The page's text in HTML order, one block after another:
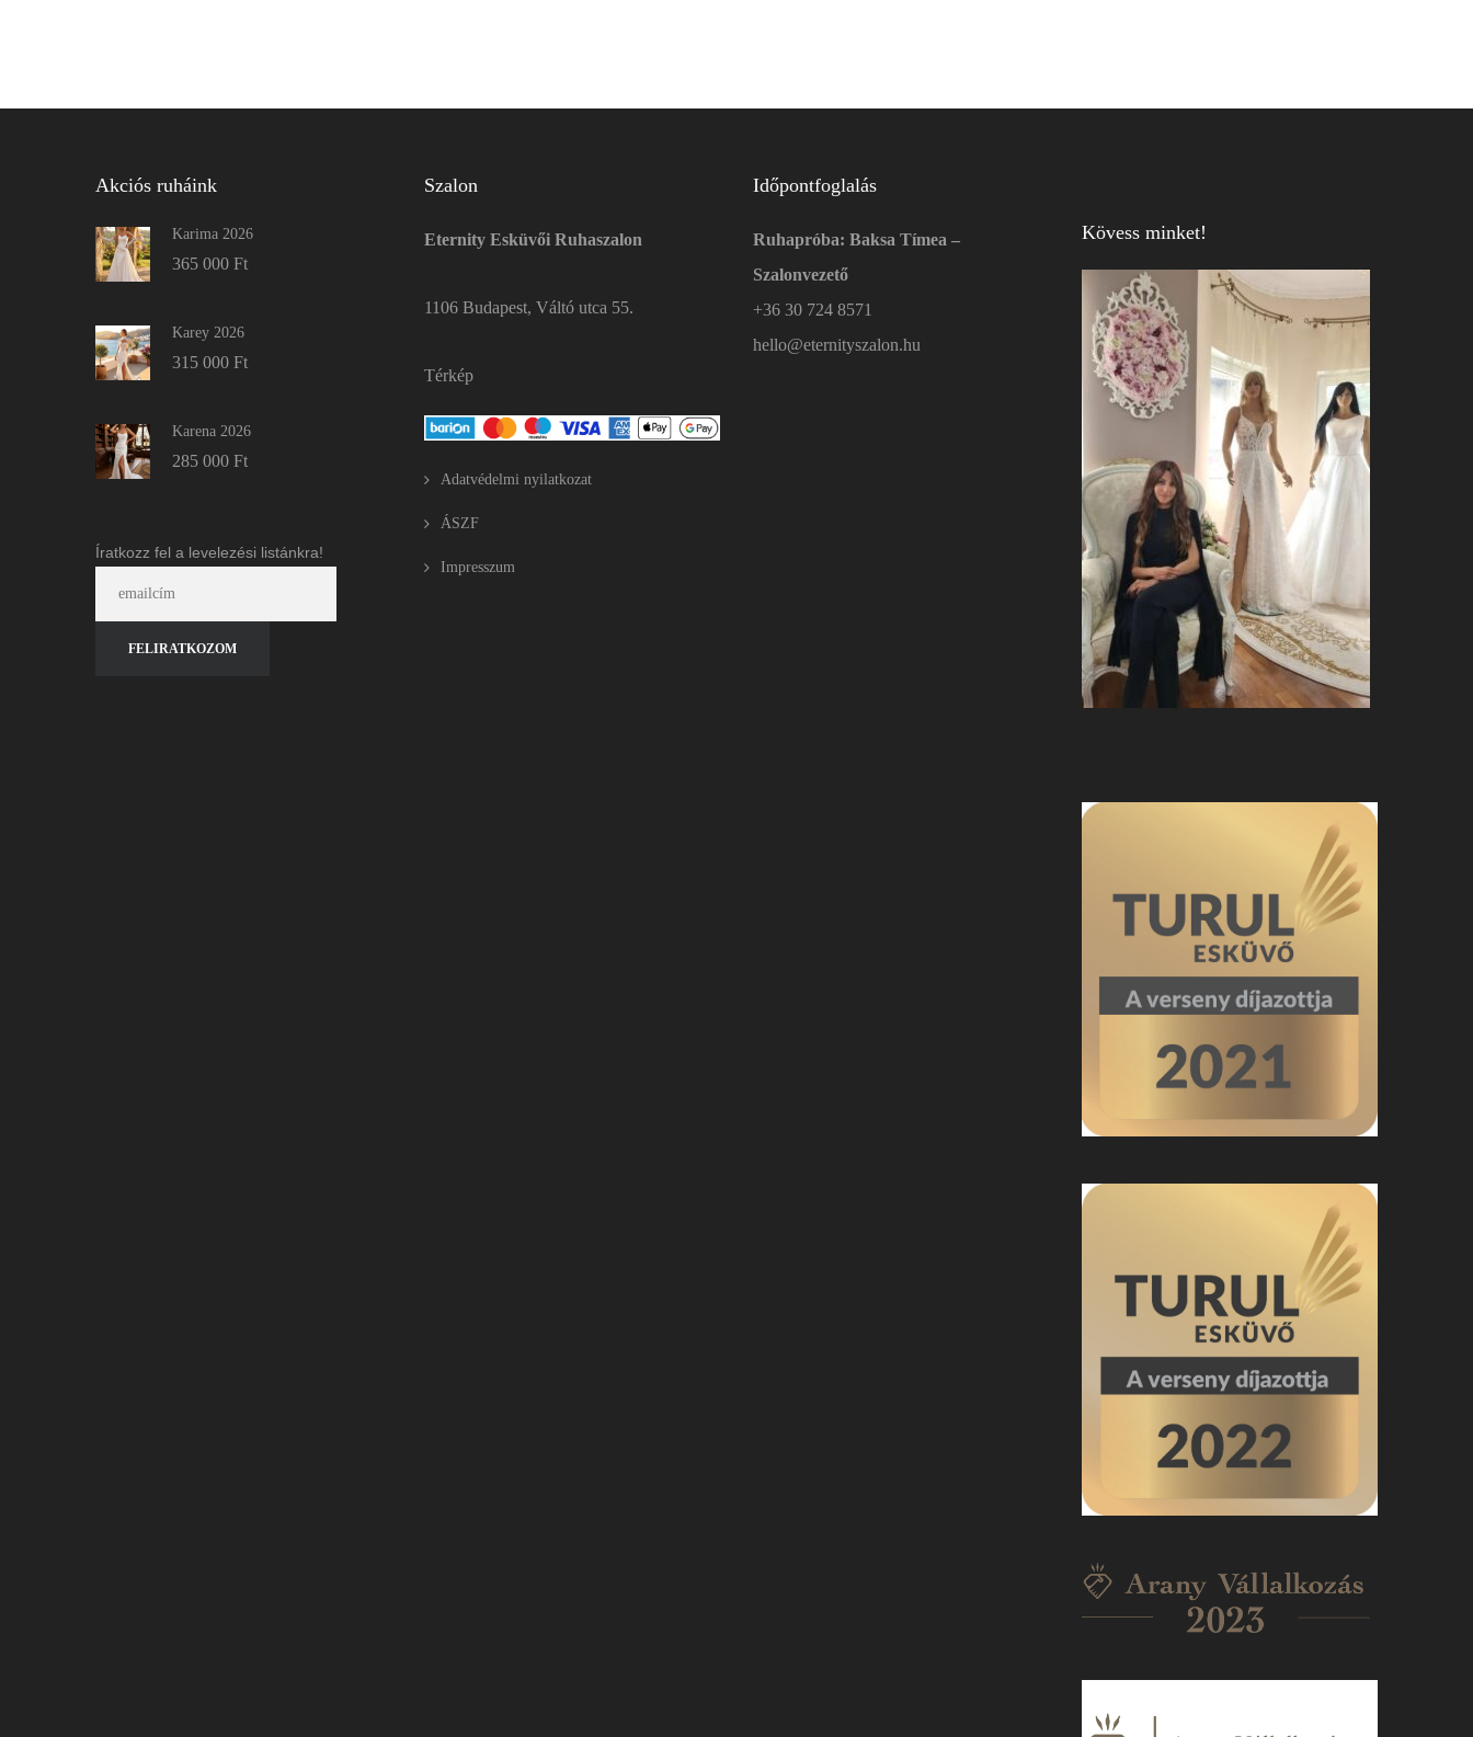
Akciós ruháink
Karima 2026
365 000 Ft
Karey 2026
315 000 Ft
Karena 2026
285 000 Ft
Íratkozz fel a levelezési listánkra!
Szalon
Eternity Esküvői Ruhaszalon
1106 Budapest, Váltó utca 55.
Térkép
Adatvédelmi nyilatkozat
ÁSZF
Impresszum
Időpontfoglalás
Ruhapróba: Baksa Tímea –
Szalonvezető
+36 30 724 8571
hello@eternityszalon.hu
Kövess minket!